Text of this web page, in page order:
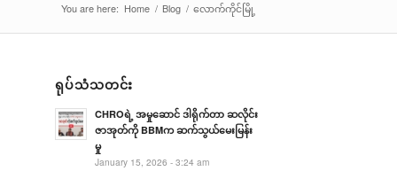
You are here: Home / Blog / လောက်ကိုင်မြို့
ရုပ်သံသတင်း
CHROရဲ့ အမှုဆောင် ဒါရိုက်တာ ဆလိုင်း
ဇာအုတ်ကို BBMက ဆက်သွယ်မေးမြန်း
မှု
January 15, 2026 - 3:24 am